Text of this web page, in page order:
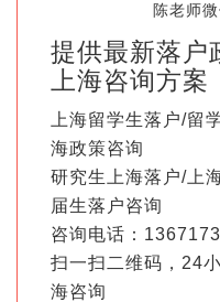
陈老师
提供最新落户
上海咨询方案
上海留学生落户/留
海政策咨询
研究生上海落户/上
届生落户咨询
咨询电话：
扫一扫二维码，24
海咨询